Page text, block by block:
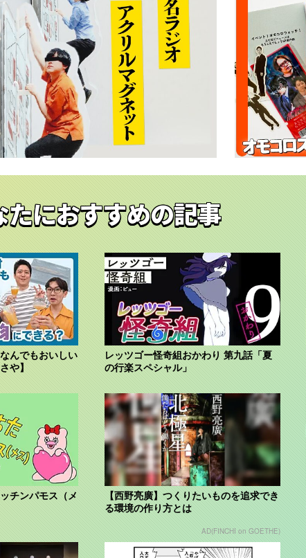
たにおすすめの記事
んでもおいしい
や】
レッツゴー怪奇組おかわり 第九話「夏
の行楽スペシャル」
チンパモス（メ
【西野亮廣】つくりたいものを追求でき
る環境の作り方とは
AD(FINCHI on GOETHE)